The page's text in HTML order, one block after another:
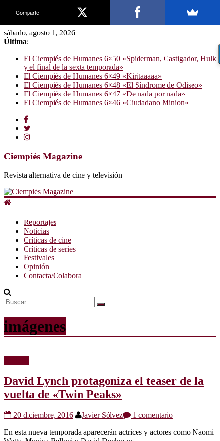
sábado, agosto 1, 2026
Última:
El Ciempiés de Humanes 6×50 «Spiderman, Castigador, Hulk
y el final de la sexta temporada»
El Ciempiés de Humanes 6×49 «Kiritaaaaa»
El Ciempiés de Humanes 6×48 «El Síndrome de Odiseo»
El Ciempiés de Humanes 6×47 «De nada por nada»
El Ciempiés de Humanes 6×46 «Ciudadano Minion»
Ciempiés Magazine
Revista alternativa de cine y televisión
Reportajes
Noticias
Críticas de cine
Críticas de series
Festivales
Opinión
Contacta/Colabora
imágenes
David Lynch protagoniza el teaser de la
vuelta de «Twin Peaks»
20 diciembre, 2016 Javier Sólvez
1 comentario
En esta nueva temporada aparecerán actrices y actores como Naomi
Comparte